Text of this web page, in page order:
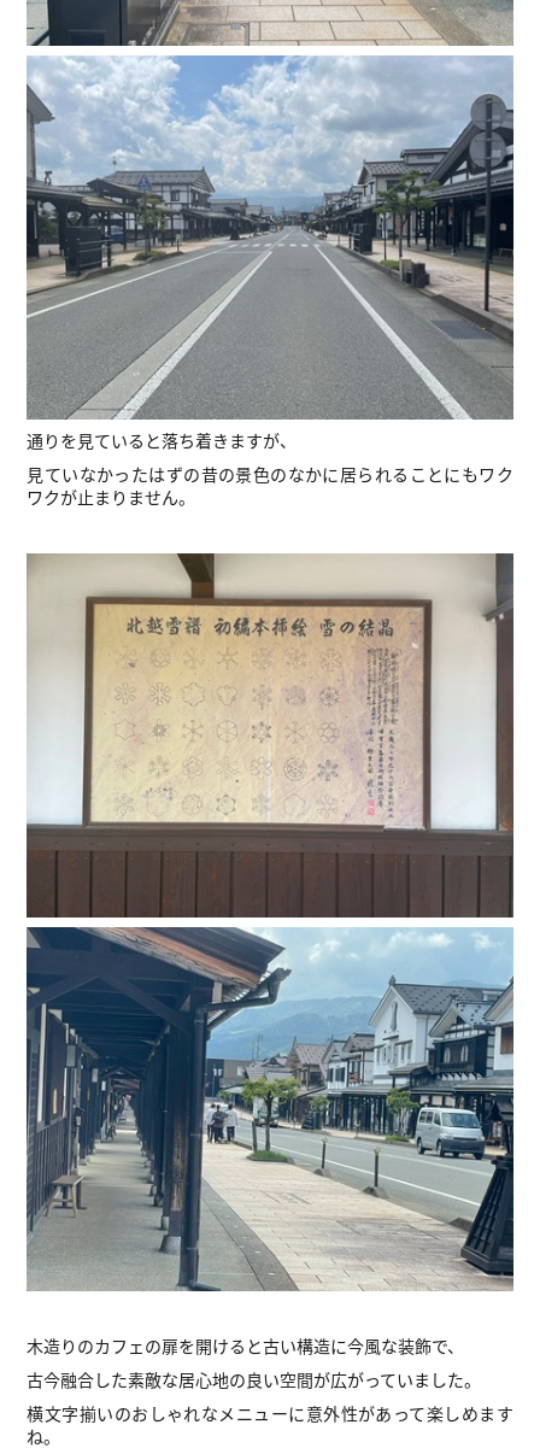
通りを見ていると落ち着きますが、
見ていなかったはずの昔の景色のなかに居られることにもワク
ワクが止まりません。
木造りのカフェの扉を開けると古い構造に今風な装飾で、
古今融合した素敵な居心地の良い空間が広がっていました。
横文字揃いのおしゃれなメニューに意外性があって楽しめます
ね。